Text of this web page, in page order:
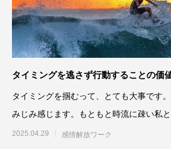
タイミングを逃さず行動することの価
タイミングを掴むって、とても大事です
みじみ感じます。もともと時流に疎い私
も、よくわか
2025.04.29 感情解放ワーク